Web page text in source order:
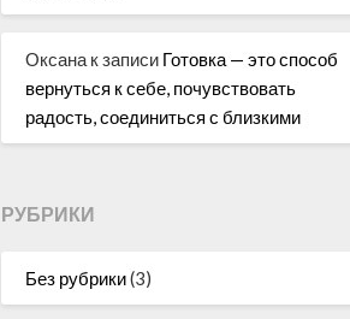
Оксанак записи Готовка — это способ
вернуться к себе, почувствовать
радость, соединиться с близкими
РУБРИКИ
Без рубрики(3)